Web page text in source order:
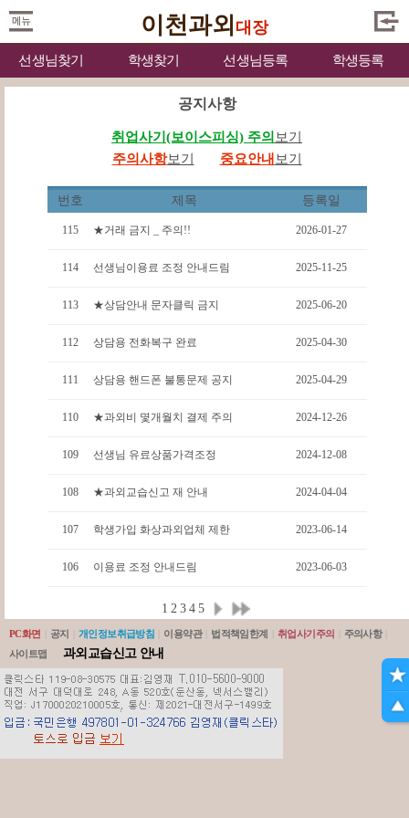
이천과외 대장
선생님찾기 학생찾기 선생님등록 학생등록
공지사항
취업사기(보이스피싱) 주의 보기
주의사항보기 중요안내 보기
번호 제목 등록일
115 ★거래 금지 _ 주의!! 2026-01-27
114 선생님이용료 조정 안내드림 2025-11-25
113 ★상담안내 문자클릭 금지 2025-06-20
112 상담용 전화복구 완료 2025-04-30
111 상담용 핸드폰 불통문제 공지 2025-04-29
110 ★과외비 몇개월치 결제 주의 2024-12-26
109 선생님 유료상품가격조정 2024-12-08
108 ★과외교습신고 재 안내 2024-04-04
107 학생가입 화상과외업체 제한 2023-06-14
106 이용료 조정 안내드림 2023-06-03
1 2 3 4 5
PC화면 공지 개인정보취급방침 이용약관 법적책임한계 취업사기주의 주의사항
사이트맵
과외교습신고 안내